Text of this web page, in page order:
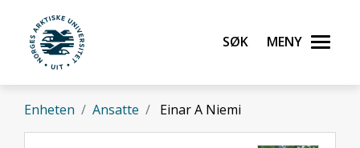
Gå til hovedinnhold
UiT Norges arktiske universitet
Søk Meny
Enheten Ansatte Einar A Niemi